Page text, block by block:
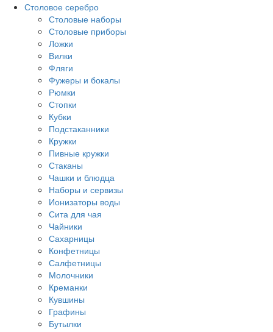
Столовое серебро
Столовые наборы
Столовые приборы
Ложки
Вилки
Фляги
Фужеры и бокалы
Рюмки
Стопки
Кубки
Подстаканники
Кружки
Пивные кружки
Стаканы
Чашки и блюдца
Наборы и сервизы
Ионизаторы воды
Сита для чая
Чайники
Сахарницы
Конфетницы
Салфетницы
Молочники
Креманки
Кувшины
Графины
Бутылки